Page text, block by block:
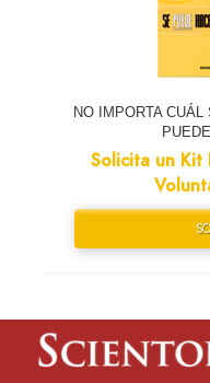
NO IMPORTA
Solicita un Kit